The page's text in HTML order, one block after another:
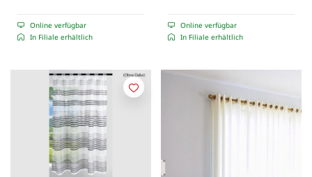
Online verfügbar
In Filiale erhältlich
Online verfügbar
In Filiale erhältlich
Merken